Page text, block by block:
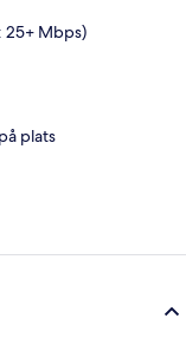
25+ Mbps)
plats